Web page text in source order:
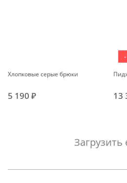
Хлопковые серые брюки
5 190 ₽ 13